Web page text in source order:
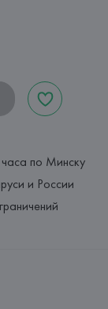
по Минску
и России